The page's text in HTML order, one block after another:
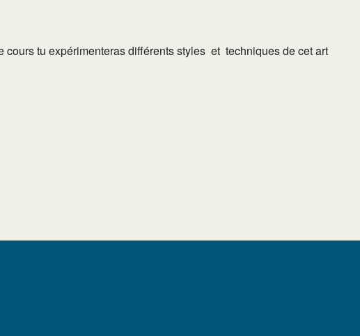
cours tu expérimenteras différents styles et techniques de cet art